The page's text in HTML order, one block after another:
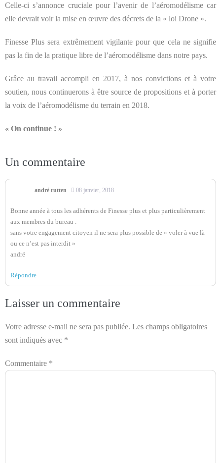
Celle-ci s’annonce cruciale pour l’avenir de l’aéromodélisme car
elle devrait voir la mise en œuvre des décrets de la « loi Drone ».
Finesse Plus sera extrêmement vigilante pour que cela ne signifie
pas la fin de la pratique libre de l’aéromodélisme dans notre pays.
Grâce au travail accompli en 2017, à nos convictions et à votre
soutien, nous continuerons à être source de propositions et à porter
la voix de l’aéromodélisme du terrain en 2018.
« On continue ! »
Un commentaire
andré rutten 08 janvier, 2018
Bonne année à tous les adhérents de Finesse plus et plus particulièrement
aux membres du bureau .
sans votre engagement citoyen il ne sera plus possible de « voler à vue là
ou ce n’est pas interdit »
andré
Répondre
Laisser un commentaire
Votre adresse e-mail ne sera pas publiée. Les champs obligatoires
sont indiqués avec *
Commentaire *